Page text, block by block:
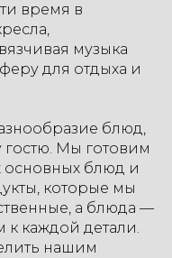
время в
музыка
для отдыха и
блюд,
Мы готовим
основных блюд и
которые мы
а блюда —
каждой детали.
нашим